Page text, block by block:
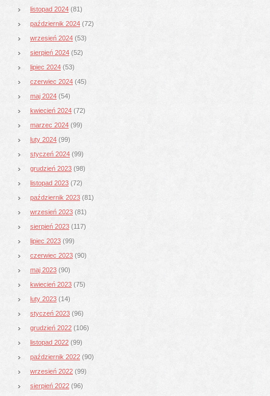
listopad 2024 (81)
październik 2024 (72)
wrzesień 2024 (53)
sierpień 2024 (52)
lipiec 2024 (53)
czerwiec 2024 (45)
maj 2024 (54)
kwiecień 2024 (72)
marzec 2024 (99)
luty 2024 (99)
styczeń 2024 (99)
grudzień 2023 (98)
listopad 2023 (72)
październik 2023 (81)
wrzesień 2023 (81)
sierpień 2023 (117)
lipiec 2023 (99)
czerwiec 2023 (90)
maj 2023 (90)
kwiecień 2023 (75)
luty 2023 (14)
styczeń 2023 (96)
grudzień 2022 (106)
listopad 2022 (99)
październik 2022 (90)
wrzesień 2022 (99)
sierpień 2022 (96)